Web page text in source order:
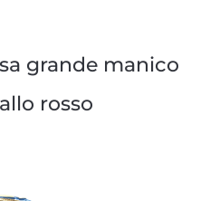
grande manico
rosso